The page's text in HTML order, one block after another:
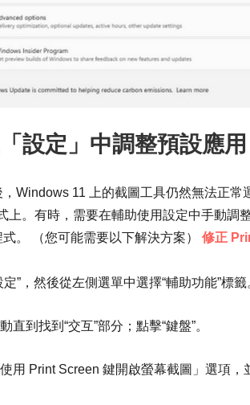
設定」中調整預設應用
Windows 11 上的截圖工具仍然無法正
上。有時，需要在輔助使用設定中手動調
。 （您可能需要以下解決方案） 修正
定”，然後從左側選單中選擇“輔助功能”標籤
直到找到“交互”部分；點擊“鍵盤”。
用 Print Screen 鍵開啟螢幕截圖」選項，